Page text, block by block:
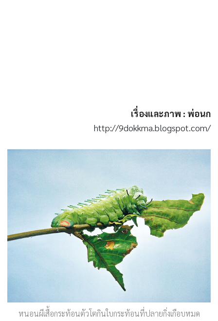
เรื่องและภาพ : พ่อนก
http://9dokkma.blogspot.com/
หนอนผีเสื้อกระท้อนตัวโตกินใบกระท้อนที่ปลายกิ่งเกือบหมด